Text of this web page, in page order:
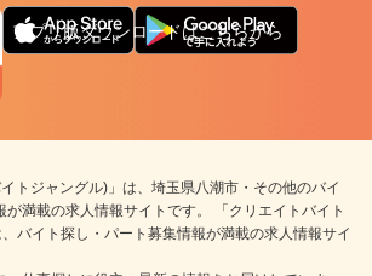
アプリ版ダウンロードはこちらから
イトジャングル)」は、埼玉県八潮市・その他のバイ
が満載の求人情報サイトです。 「クリエイトバイト
バイト探し・パート募集情報が満載の求人情報サイ